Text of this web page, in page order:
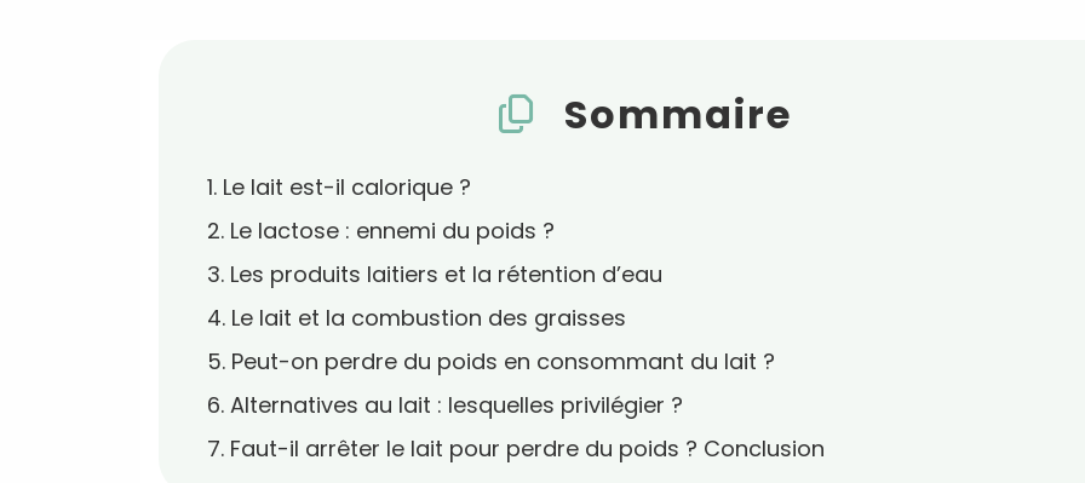
Sommaire
1. Le lait est-il calorique ?
2. Le lactose : ennemi du poids ?
3. Les produits laitiers et la rétention d’eau
4. Le lait et la combustion des graisses
5. Peut-on perdre du poids en consommant du lait ?
6. Alternatives au lait : lesquelles privilégier ?
7. Faut-il arrêter le lait pour perdre du poids ? Conclusion